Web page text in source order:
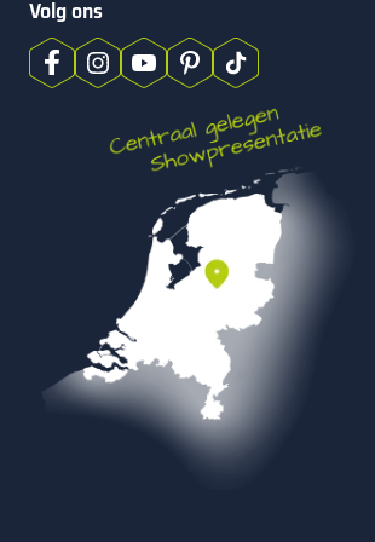
kleiner vlak vaak net wat strakker ogen.
Sommige mensen denken dat een tegel van
Omdat je met grotere tegels minder
geheel vaak rustiger. Zeker bij een rechte
voorterrein met weinig onderbrekingen
voorkomt een druk patroon en houdt de
woning en de entree.
Op grotere oppervlaktes werkt 60×60 cm
goed. Je krijgt een royaal legbeeld dat stevig
aanvoelt. Daardoor is oprit tegels 60x60x8
formaat voor kleine én grote oppervlaktes.
strakker effect, kijk dan ook eens bij
. Wil je juist binnen dezelfde maat
Volg ons